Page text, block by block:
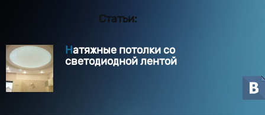
Статьи:
Натяжные потолки со
светодиодной лентой